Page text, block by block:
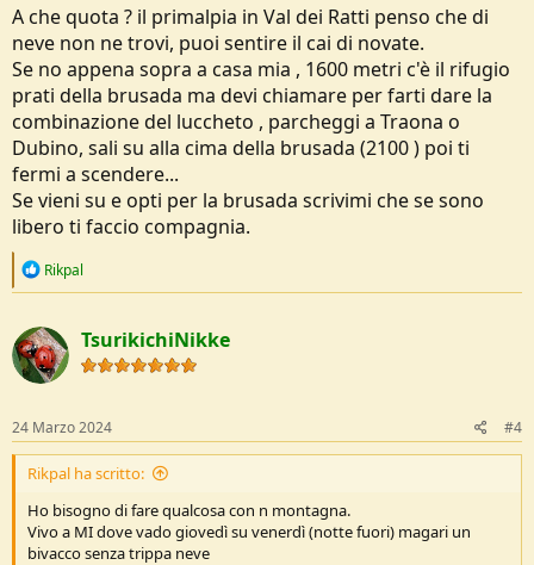
A che quota ? il primalpia in Val dei Ratti penso che di
neve non ne trovi, puoi sentire il cai di novate.
Se no appena sopra a casa mia , 1600 metri c'è il rifugio
prati della brusada ma devi chiamare per farti dare la
combinazione del luccheto , parcheggi a Traona o
Dubino, sali su alla cima della brusada (2100 ) poi ti
fermi a scendere...
Se vieni su e opti per la brusada scrivimi che se sono
libero ti faccio compagnia.
R
c
t
i
o
s
:
Rikpal
TsurikichiNikke
24 Marzo 2024 #4
Rikpal ha scritto:
Ho bisogno di fare qualcosa con n montagna.
Vivo a MI dove vado giovedì su venerdì (notte fuori) magari un
bivacco senza trippa neve